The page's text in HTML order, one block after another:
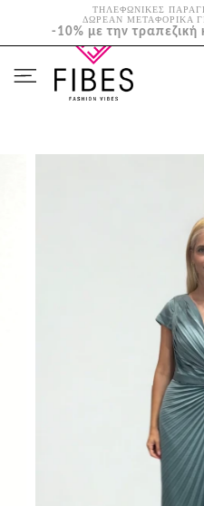
ΤΗΛΕΦΩΝΙΚΕΣ
ΔΩΡΕΑΝ ΜΕΤΑΦΟΡΙΚΑ
-10% με την
ΑΡΧΙΚΉ
ΑΜΠΙΓΙΈ
ΜΆΞΙ ΣΑΤΈΝ ΦΌΡΕΜΑ